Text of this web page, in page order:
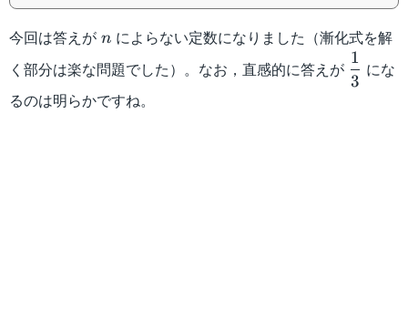
今回は答えが n
nによらない定数になりました（漸化式を解
く部分は楽な問題でした）。なお，直感的に答えが
{3}
3
1
にな
るのは明らかですね。